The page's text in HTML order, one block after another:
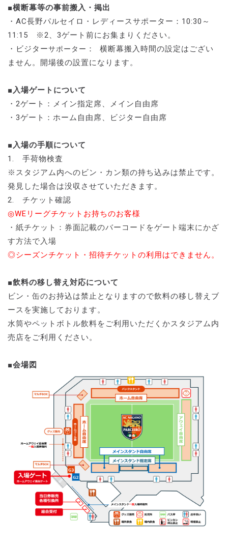
■横断幕等の事前搬入・掲出
・AC長野パルセイロ・レディースサポーター：10:30～
11:15 ※2、3ゲート前にお集まりください。
・ビジターサポーター ： 横断幕搬入時間の設定はござい
ません。開場後の設置になります。
■入場ゲートについて
・2ゲート：メイン指定席、メイン自由席
・3ゲート：ホーム自由席、ビジター自由席
■入場の手順について
1. 手荷物検査
※スタジアム内へのビン・カン類の持ち込みは禁止です。
発見した場合は没収させていただきます。
2. チケット確認
◎WEリーグチケットお持ちのお客様
・紙チケット：券面記載のバーコードをゲート端末にかざ
す方法で入場
◎シーズンチケット・招待チケットの利用はできません。
■飲料の移し替え対応について
ビン・缶のお持込は禁止となりますので飲料の移し替えブ
ースを実施しております。
水筒やペットボトル飲料をご利用いただくかスタジアム内
売店をご利用ください。
■会場図